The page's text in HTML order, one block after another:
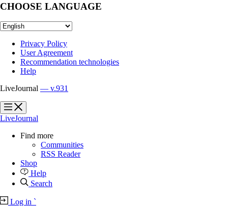
CHOOSE LANGUAGE
Privacy Policy
User Agreement
Recommendation technologies
Help
LiveJournal — v.931
?
?
LiveJournal
Find more
Communities
RSS Reader
Shop
Help
Search
Log in `